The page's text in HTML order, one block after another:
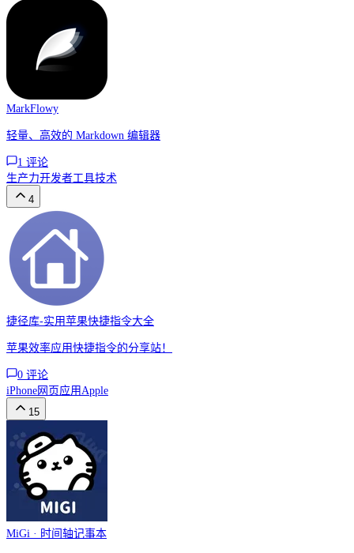
MarkFlowy
轻量、高效的 Markdown 编辑器
1 评论
生产力开发者工具技术
4
捷径库-实用苹果快捷指令大全
苹果效率应用快捷指令的分享站！
0 评论
iPhone网页应用Apple
15
MiGi · 时间轴记事本